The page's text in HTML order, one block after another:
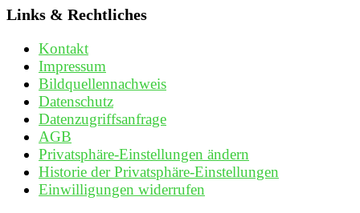
Links & Rechtliches
Kontakt
Impressum
Bildquellennachweis
Datenschutz
Datenzugriffsanfrage
AGB
Privatsphäre-Einstellungen ändern
Historie der Privatsphäre-Einstellungen
Einwilligungen widerrufen